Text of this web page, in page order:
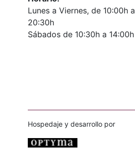
Lunes a Viernes, de 10:00h a
20:30h
Sábados de 10:30h a 14:00h
Hospedaje y desarrollo por